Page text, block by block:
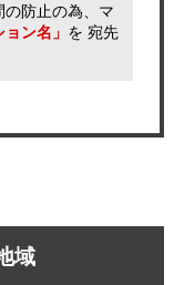
防止の為、マ
ン名」 を 宛先
域